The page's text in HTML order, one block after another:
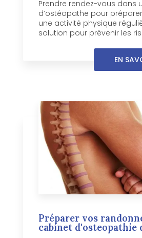
Prendre rendez-vous dans
d’ostéopathe pour
une activité physique
solution pour prévenir les
EN
Préparer vos
cabinet d'osteopathie